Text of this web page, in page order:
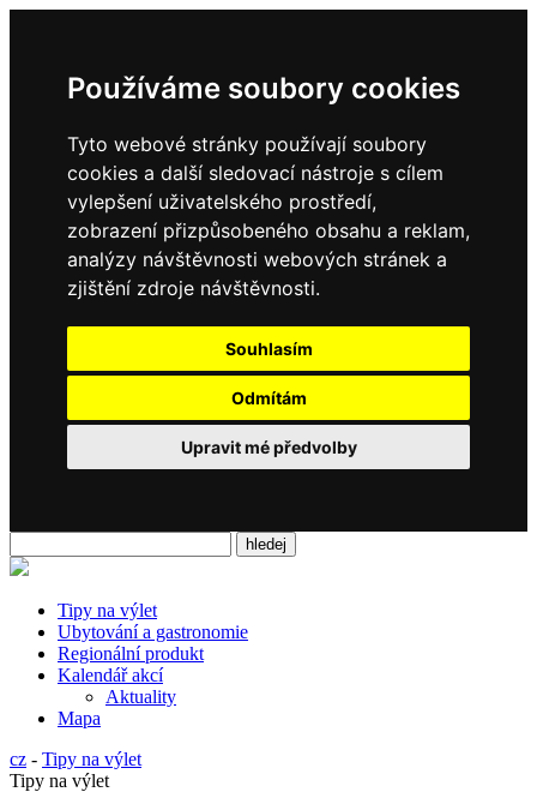
Používáme soubory cookies
Tyto webové stránky používají soubory
cookies a další sledovací nástroje s cílem
vylepšení uživatelského prostředí,
zobrazení přizpůsobeného obsahu a reklam,
analýzy návštěvnosti webových stránek a
zjištění zdroje návštěvnosti.
Souhlasím
Odmítám
Upravit mé předvolby
Tipy na výlet
Ubytování a gastronomie
Regionální produkt
Kalendář akcí
Aktuality
Mapa
cz - Tipy na výlet
Tipy na výlet